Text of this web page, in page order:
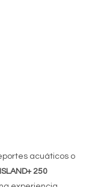
acuáticos o
ISLAND+ 250